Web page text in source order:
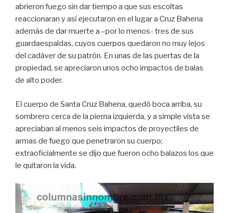
abrieron fuego sin dar tiempo a que sus escoltas
reaccionaran y así ejecutaron en el lugar a Cruz Bahena
además de dar muerte a –por lo menos- tres de sus
guardaespaldas, cuyos cuerpos quedaron no muy lejos
del cadáver de su patrón. En unas de las puertas de la
propiedad, se apreciaron unos ocho impactos de balas
de alto poder.
El cuerpo de Santa Cruz Bahena, quedó boca arriba, su
sombrero cerca de la pierna izquierda, y a simple vista se
apreciaban al menos seis impactos de proyectiles de
armas de fuego que penetraron su cuerpo;
extraoficialmente se dijo que fueron ocho balazos los que
le quitaron la vida.